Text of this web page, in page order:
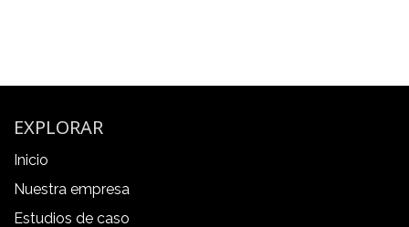
EXPLORAR
Inicio
Nuestra empresa
Estudios de caso